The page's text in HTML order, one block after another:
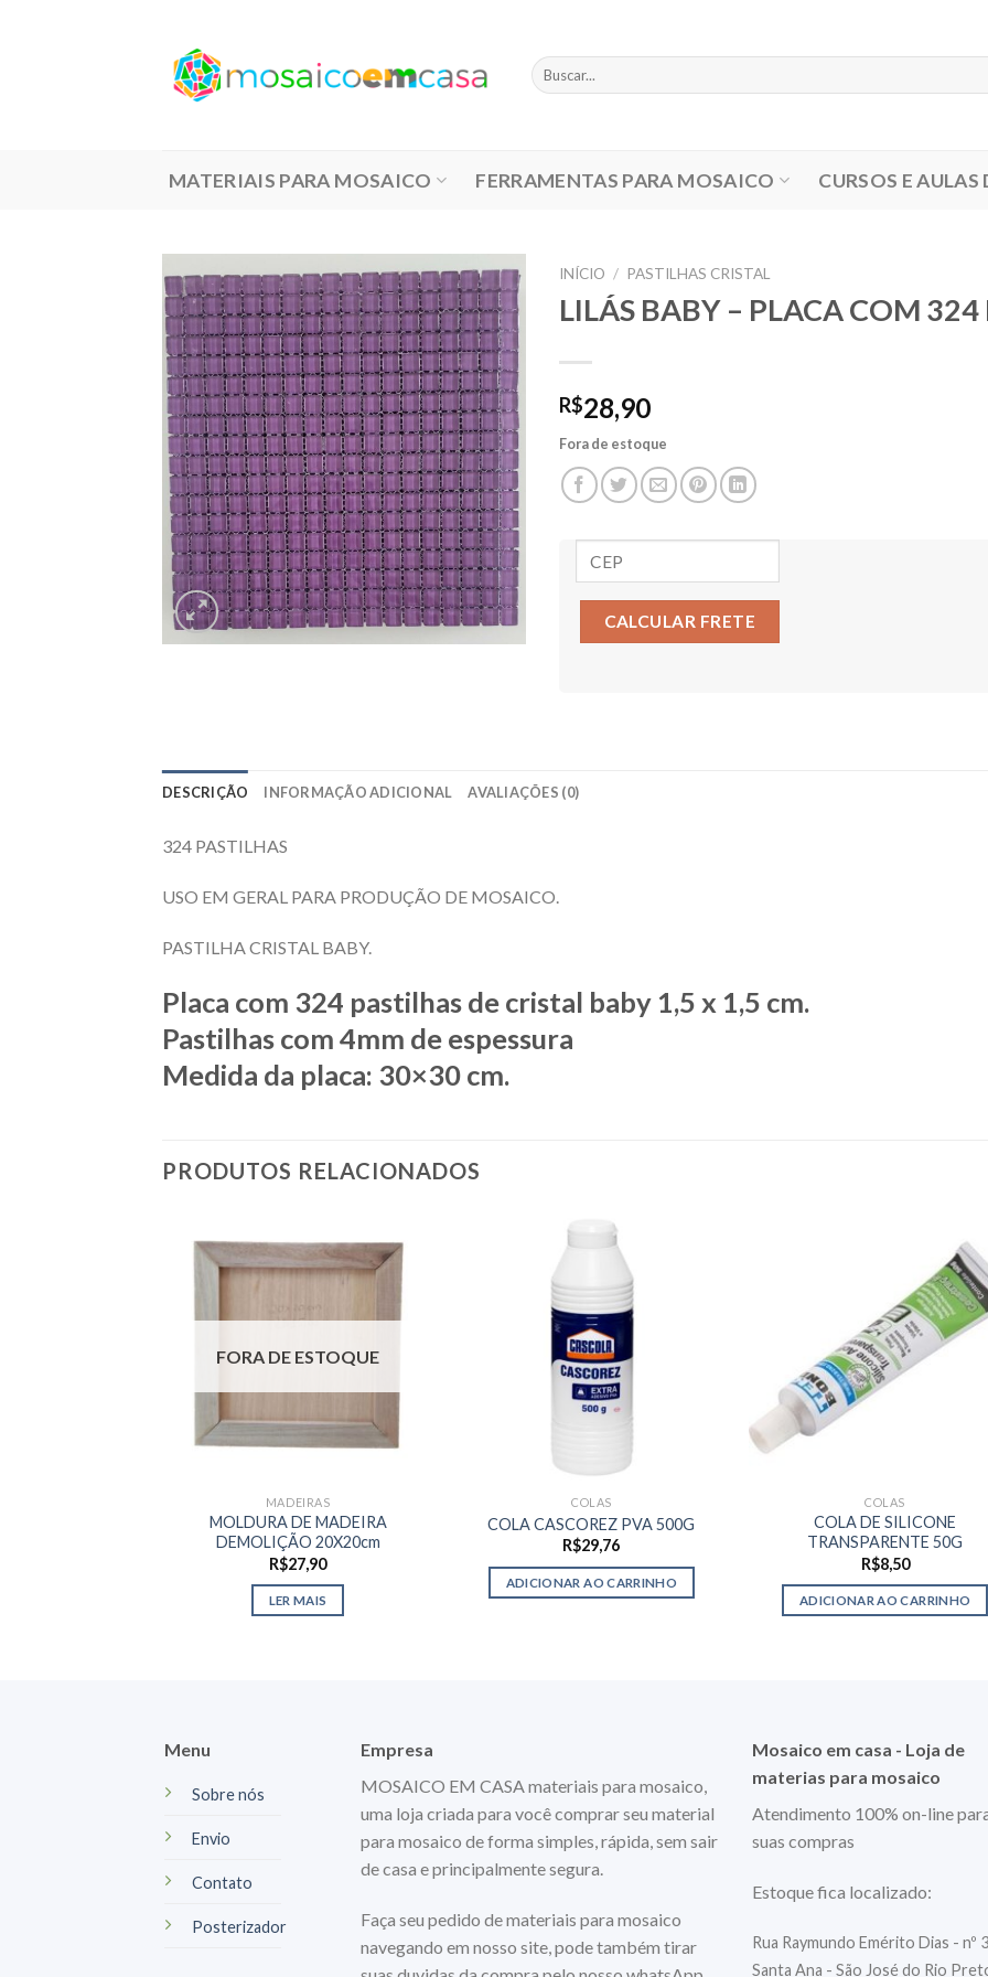
Pesquisar
por:
MATERIAIS PARA MOSAICO FERRAMENTAS PARA MOSAICO CURSOS E
INÍCIO / PASTILHAS CRISTAL
LILÁS BABY – PLACA COM 324
R$28,90
CALCULAR FRETE
Fora de estoque
DESCRIÇÃO INFORMAÇÃO ADICIONAL AVALIAÇÕES (0)
324 PASTILHAS
USO EM GERAL PARA PRODUÇÃO DE MOSAICO.
PASTILHA CRISTAL BABY.
Placa com 324 pastilhas de cristal baby 1,5 x 1,5 cm.
Pastilhas com 4mm de espessura
Medida da placa: 30×30 cm.
PRODUTOS RELACIONADOS
FORA DE ESTOQUE
MADEIRAS
MOLDURA DE MADEIRA
DEMOLIÇÃO 20X20cm
R$27,90
LER MAIS
COLAS
COLA CASCOREZ PVA 500G
R$29,76
ADICIONAR AO CARRINHO
COLAS
COLA DE SILICONE
TRANSPARENTE 50G
R$8,50
ADICIONAR AO CARRINHO
Menu
Sobre nós
Envio
Contato
Posterizador
Empresa
MOSAICO EM CASA materiais para mosaico,
uma loja criada para você comprar seu material
para mosaico de forma simples, rápida, sem sair
de casa e principalmente segura.
Faça seu pedido de materiais para mosaico
navegando em nosso site, pode também tirar
Mosaico em casa - Loja de
materias para mosaico
Atendimento 100% on-line
suas compras
Estoque fica localizado:
Rua Raymundo Emérito Dias - nº
Santa Ana - São José do Rio